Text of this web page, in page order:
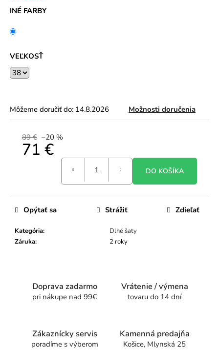
INÉ FARBY
VEĽKOSŤ
Môžeme doručiť do: 14.8.2026 Možnosti doručenia
89 € –20 %
71 €
DO KOŠÍKA
Kategória:
Dlhé šaty
Záruka: 2 roky
Opýtať sa Strážiť Zdieľať
Doprava zadarmo
pri nákupe nad 99€
Vrátenie / výmena
tovaru do 14 dní
Zákaznícky servis
poradíme s výberom
Kamenná predajňa
Košice, Mlynská 25